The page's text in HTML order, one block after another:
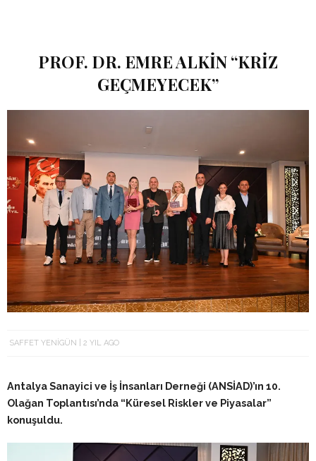
PROF. DR. EMRE ALKIN “KRIZ
GEÇMEYECEK”
SAFFET YENIGÜN 2 YIL AGO
Antalya Sanayici ve İş İnsanları Derneği (ANSİAD)’ın 10.
Olağan Toplantısı’nda “Küresel Riskler ve Piyasalar”
konuşuldu.